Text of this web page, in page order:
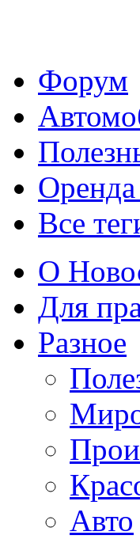
Форум
Оренда
Все
О
Для
Разное
Авто